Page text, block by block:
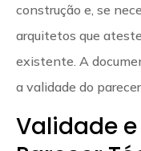
construção e, se
arquitetos que
existente. A
a validade do parecer.
Validade